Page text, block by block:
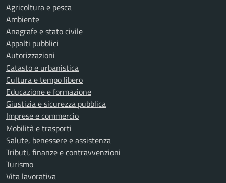
Agricoltura e pesca
Ambiente
Anagrafe e stato civile
Appalti pubblici
Autorizzazioni
Catasto e urbanistica
Cultura e tempo libero
Educazione e formazione
Giustizia e sicurezza pubblica
Imprese e commercio
Mobilità e trasporti
Salute, benessere e assistenza
Tributi, finanze e contravvenzioni
Turismo
Vita lavorativa